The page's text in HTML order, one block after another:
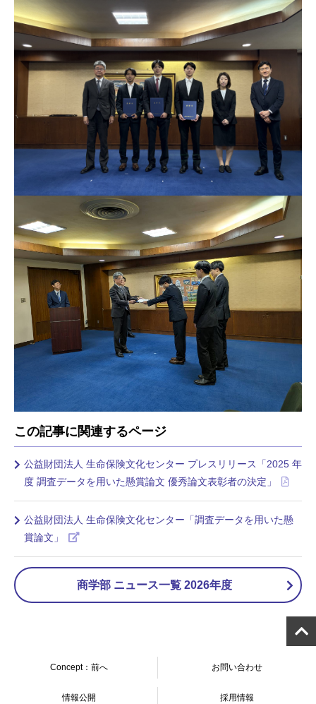
この記事に関連するページ
公益財団法人 生命保険文化センター プレスリリース「2025 年
度 調査データを用いた懸賞論文 優秀論文表彰者の決定」
公益財団法人 生命保険文化センター「調査データを用いた懸
賞論文」
商学部 ニュース一覧 2026年度
Concept：前へ お問い合わせ
情報公開 採用情報